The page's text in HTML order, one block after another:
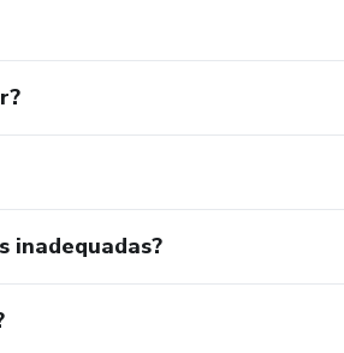
um dos meus produtos tenha a
trabalhos:)
inadequadas?